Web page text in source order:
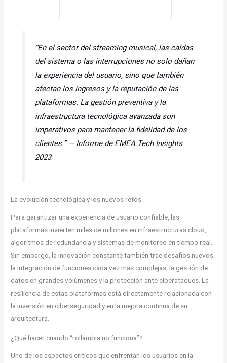
“En el sector del streaming musical, las caídas
del sistema o las interrupciones no solo dañan
la experiencia del usuario, sino que también
afectan los ingresos y la reputación de las
plataformas. La gestión preventiva y la
infraestructura tecnológica avanzada son
imperativos para mantener la fidelidad de los
clientes.” — Informe de EMEA Tech Insights
2023
La evolución tecnológica y los nuevos retos
Para garantizar una experiencia de usuario confiable, las
plataformas invierten miles de millones en infraestructuras cloud,
algoritmos de redundancia y sistemas de monitoreo en tiempo real.
Sin embargo, la innovación constante también trae desafíos nuevos:
la integración de funciones cada vez más complejas, la gestión de
datos en grandes volúmenes y la protección ante ciberataques. La
resiliencia de estas plataformas está directamente relacionada con
la inversión en ciberseguridad y en la mejora continua de su
arquitectura.
¿Qué hacer cuando “rollambia no funciona”?
Uno de los aspectos críticos que enfrentan los usuarios en la